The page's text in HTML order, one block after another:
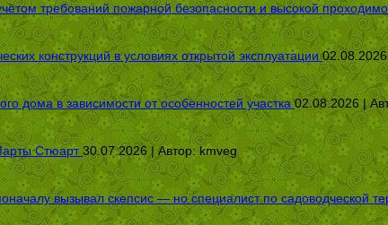
требований пожарной безопасности и высокой
конструкций в условиях открытой эксплуатации
дома в зависимости от особенностей участка 02.08.2026 |
Стюарт 30.07.2026 | Автор: kmveg
вызывал скепсис — но специалист по садоводческой